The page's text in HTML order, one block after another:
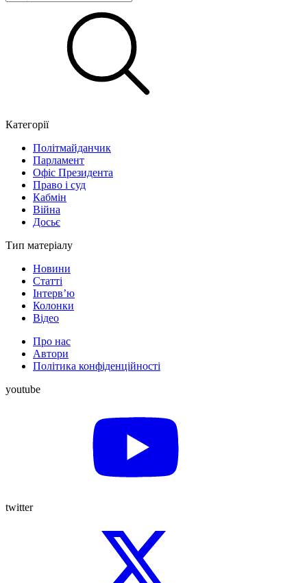
Категорії
Політмайданчик
Парламент
Офіс Президента
Право і суд
Кабмін
Війна
Досьє
Тип матеріалу
Новини
Статті
Інтерв’ю
Колонки
Відео
Про нас
Автори
Політика конфіденційності
youtube
twitter